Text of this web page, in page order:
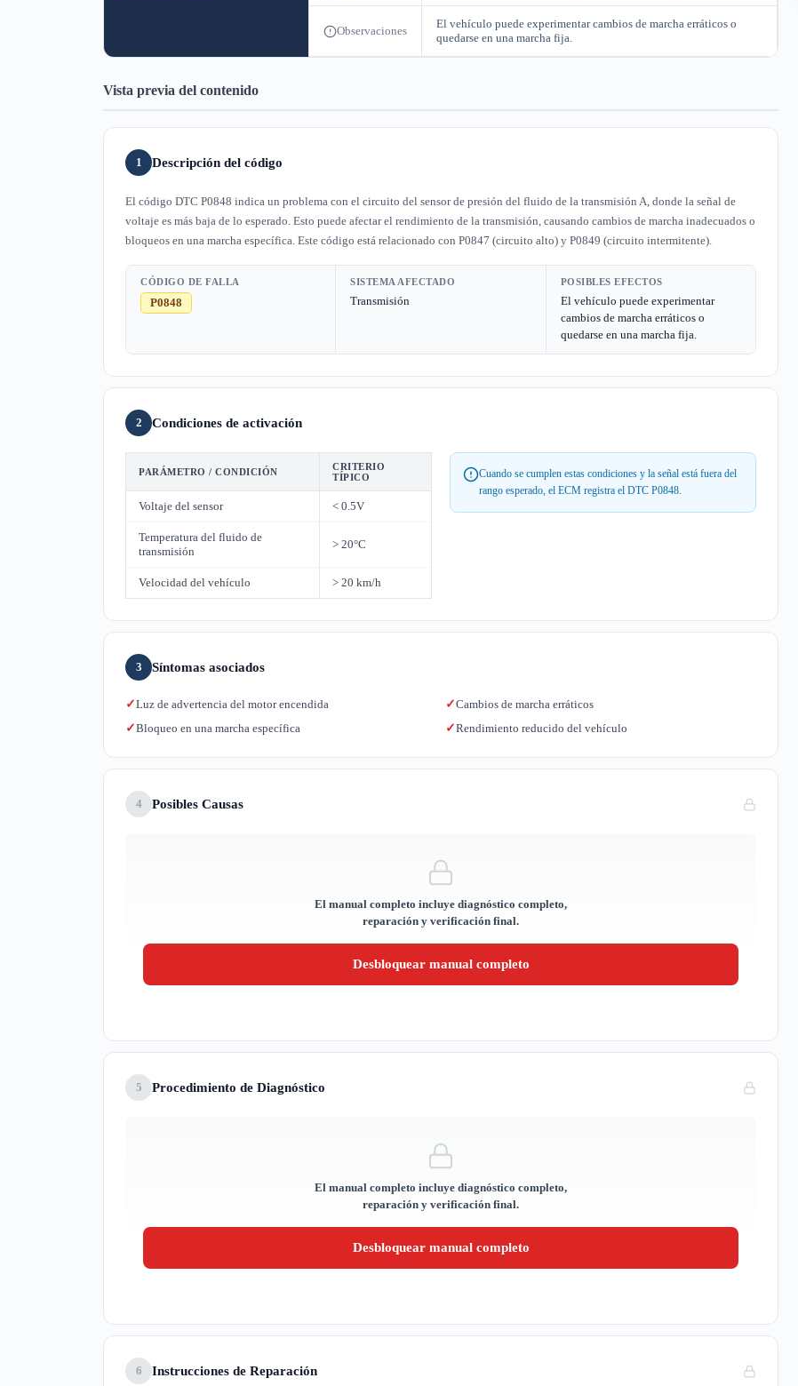
Observaciones
El vehículo puede experimentar cambios de marcha erráticos o
quedarse en una marcha fija.
Vista previa del contenido
1 Descripción del código
El código DTC P0848 indica un problema con el circuito del sensor de presión del fluido de la transmisión A, donde la señal de
voltaje es más baja de lo esperado. Esto puede afectar el rendimiento de la transmisión, causando cambios de marcha inadecuados o
bloqueos en una marcha específica. Este código está relacionado con P0847 (circuito alto) y P0849 (circuito intermitente).
CÓDIGO DE FALLA
P0848
SISTEMA AFECTADO
Transmisión
POSIBLES EFECTOS
El vehículo puede experimentar
cambios de marcha erráticos o
quedarse en una marcha fija.
2 Condiciones de activación
PARÁMETRO / CONDICIÓN
CRITERIO
TÍPICO
Voltaje del sensor < 0.5V
Temperatura del fluido de
transmisión
> 20°C
Velocidad del vehículo > 20 km/h
Cuando se cumplen estas condiciones y la señal está fuera del
rango esperado, el ECM registra el DTC P0848.
3 Síntomas asociados
✓Luz de advertencia del motor encendida ✓Cambios de marcha erráticos
✓Bloqueo en una marcha específica ✓Rendimiento reducido del vehículo
4 Posibles Causas
El manual completo incluye diagnóstico completo,
reparación y verificación final.
Desbloquear manual completo
5 Procedimiento de Diagnóstico
El manual completo incluye diagnóstico completo,
reparación y verificación final.
Desbloquear manual completo
6 Instrucciones de Reparación